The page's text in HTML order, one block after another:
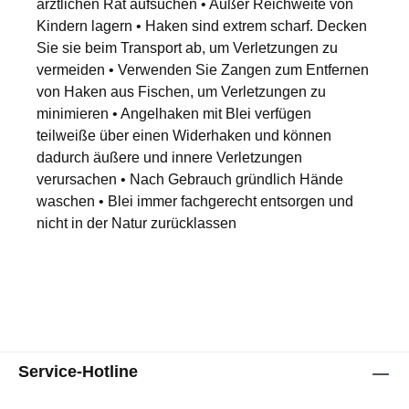
ärztlichen Rat aufsuchen • Außer Reichweite von
Kindern lagern • Haken sind extrem scharf. Decken
Sie sie beim Transport ab, um Verletzungen zu
vermeiden • Verwenden Sie Zangen zum Entfernen
von Haken aus Fischen, um Verletzungen zu
minimieren • Angelhaken mit Blei verfügen
teilweiße über einen Widerhaken und können
dadurch äußere und innere Verletzungen
verursachen • Nach Gebrauch gründlich Hände
waschen • Blei immer fachgerecht entsorgen und
nicht in der Natur zurücklassen
Service-Hotline